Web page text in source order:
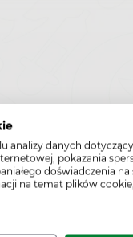
analizy danych
pokazania
doświadczenia
na temat plików